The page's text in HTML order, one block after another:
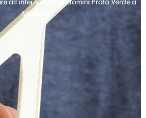
Modena.